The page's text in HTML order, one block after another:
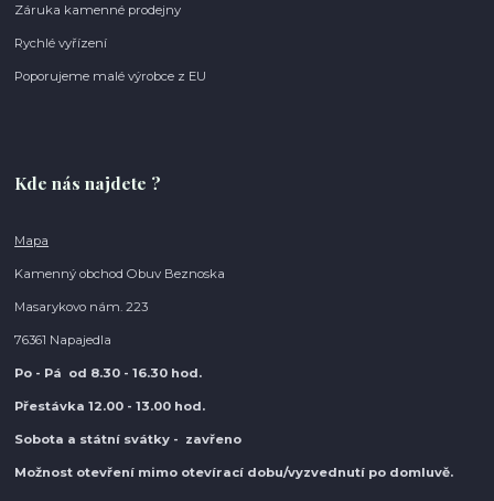
Záruka kamenné prodejny
Rychlé vyřízení
Poporujeme malé výrobce z EU
Kde nás najdete ?
Mapa
Kamenný obchod Obuv Beznoska
Masarykovo nám. 223
76361 Napajedla
Po - Pá od 8.30 - 16.30 hod.
Přestávka 12.00 - 13.00 hod.
Sobota a státní svátky - zavřeno
Možnost otevření mimo otevírací dobu/vyzvednutí po domluvě.